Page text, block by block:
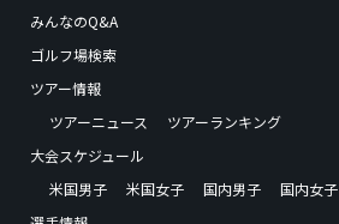
みんなのQ&A
ゴルフ場検索
ツアー情報
ツアーニュース
ツアーランキング
大会スケジュール
米国男子
米国女子 国内男子
国内女子